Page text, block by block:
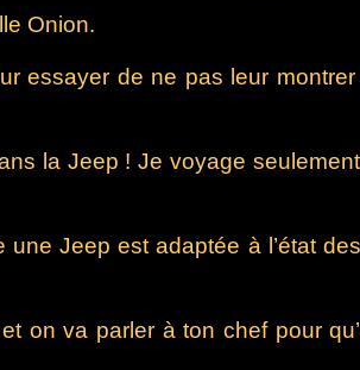
Onion.
de ne pas leur montrer
la Jeep ! Je voyage
Jeep est adaptée à l’état
on va parler à ton chef pour